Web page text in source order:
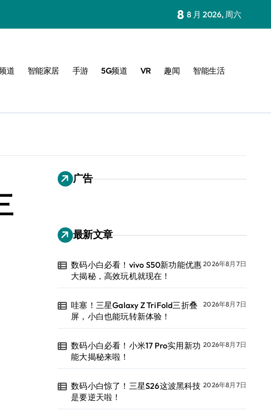
8 8 月 2026, 周六
道 智能家居 手游 5G频道 VR 趣闻 智能生活
广告
最新文章
数码小白必看！vivo S50新功能优惠
大揭秘，高效玩机就现在！
2026年8月7日
哇塞！三星Galaxy Z TriFold三折叠
屏，小白也能玩转新体验！
2026年8月7日
数码小白必看！小米17 Pro实用新功
能大揭秘来啦！
2026年8月7日
数码小白惊了！三星S26这波黑科技
是要逆天啦！
2026年8月7日